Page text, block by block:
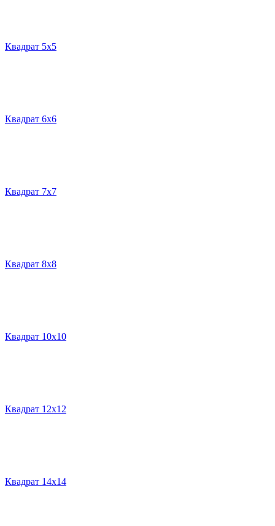
Квадрат 5х5
Квадрат 6х6
Квадрат 7х7
Квадрат 8х8
Квадрат 10х10
Квадрат 12х12
Квадрат 14х14